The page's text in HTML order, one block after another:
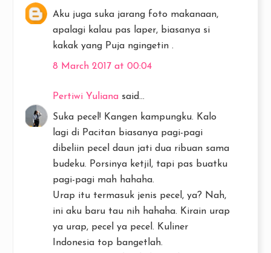
Aku juga suka jarang foto makanaan,
apalagi kalau pas laper, biasanya si
kakak yang Puja ngingetin .
8 March 2017 at 00:04
Pertiwi Yuliana said...
Suka pecel! Kangen kampungku. Kalo
lagi di Pacitan biasanya pagi-pagi
dibeliin pecel daun jati dua ribuan sama
budeku. Porsinya ketjil, tapi pas buatku
pagi-pagi mah hahaha.
Urap itu termasuk jenis pecel, ya? Nah,
ini aku baru tau nih hahaha. Kirain urap
ya urap, pecel ya pecel. Kuliner
Indonesia top bangetlah.